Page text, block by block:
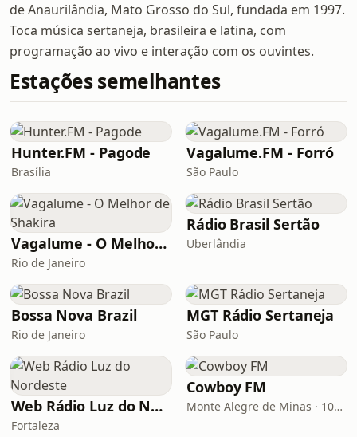
de Anaurilândia, Mato Grosso do Sul, fundada em 1997.
Toca música sertaneja, brasileira e latina, com
programação ao vivo e interação com os ouvintes.
Estações semelhantes
Hunter.FM - Pagode
Brasília
Vagalume.FM - Forró
São Paulo
Vagalume - O Melhor de Shakira
Rio de Janeiro
Rádio Brasil Sertão
Uberlândia
Bossa Nova Brazil
Rio de Janeiro
MGT Rádio Sertaneja
São Paulo
Web Rádio Luz do Nordeste
Fortaleza
Cowboy FM
Monte Alegre de Minas · 107.9 FM